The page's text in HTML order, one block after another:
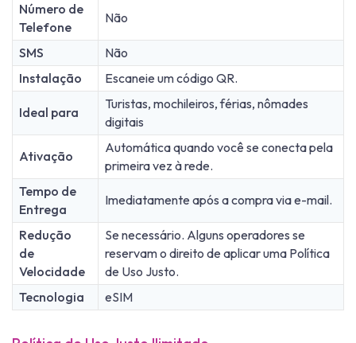
Número de
Telefone
Não
SMS
Não
Instalação
Escaneie um código QR.
Ideal para
Turistas, mochileiros, férias, nômades
digitais
Ativação
Automática quando você se conecta pela
primeira vez à rede.
Tempo de
Entrega
Imediatamente após a compra via e-mail.
Redução
de
Velocidade
Se necessário. Alguns operadores se
reservam o direito de aplicar uma Política
de Uso Justo.
Tecnologia
eSIM